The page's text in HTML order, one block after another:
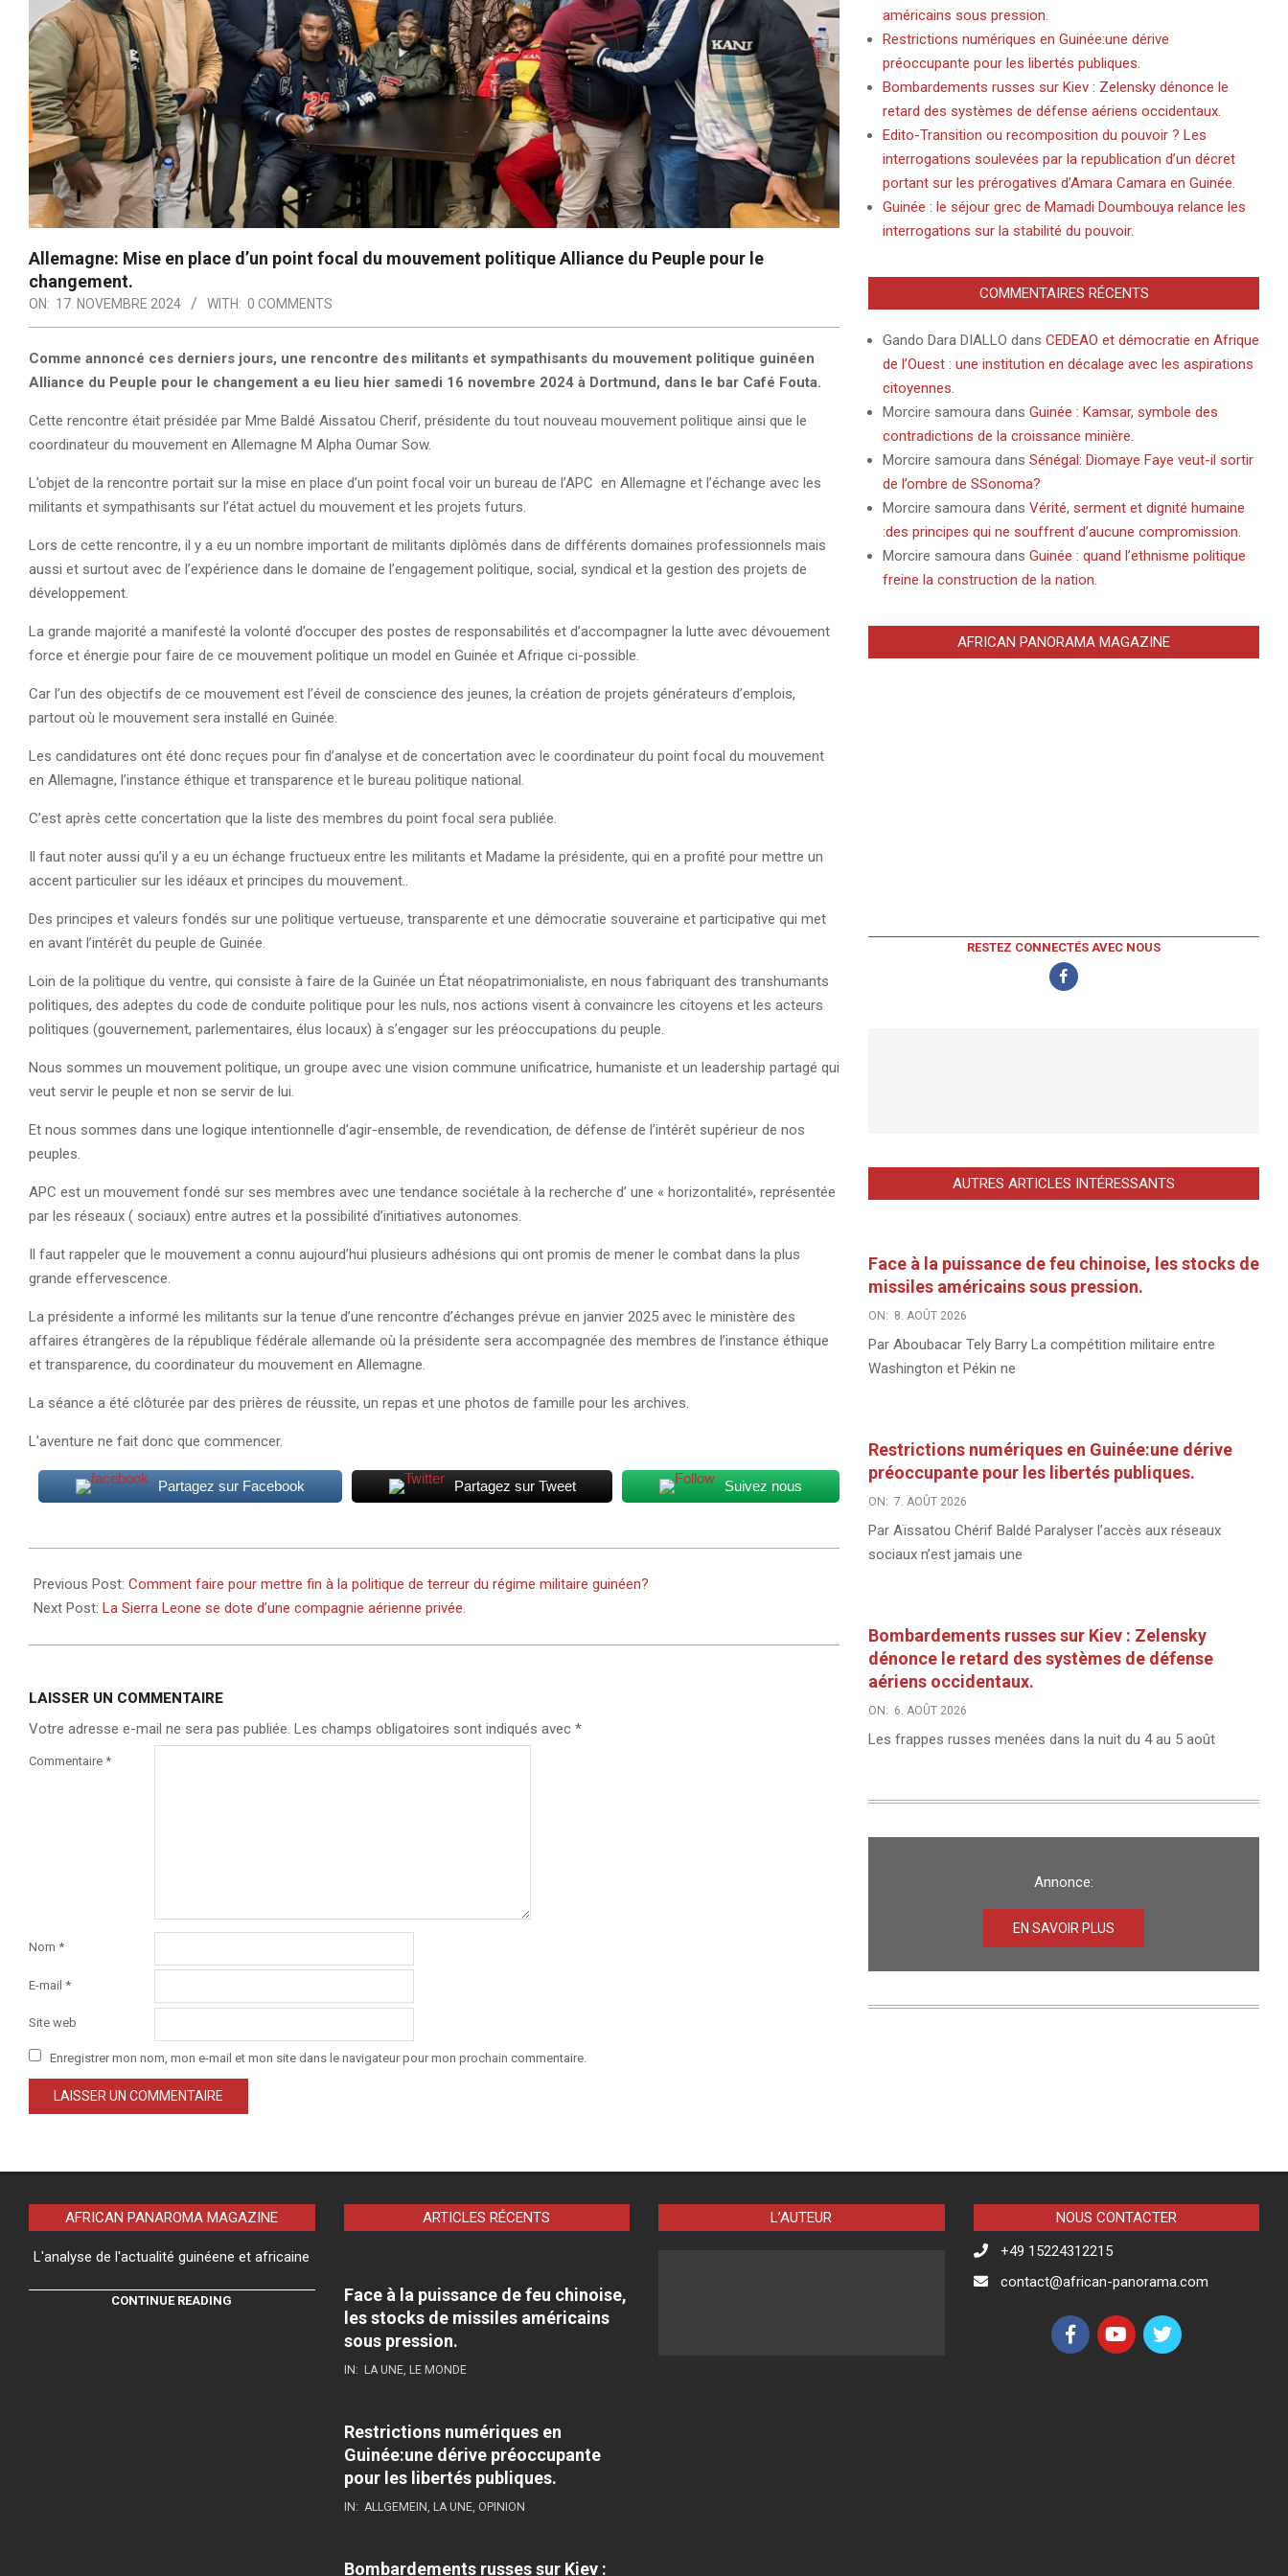
Allemagne: Mise en place d’un point focal du mouvement politique Alliance du Peuple pour le
changement.
ON: 17. NOVEMBRE 2024 WITH: 0 COMMENTS
Comme annoncé ces derniers jours, une rencontre des militants et sympathisants du mouvement politique guinéen
Alliance du Peuple pour le changement a eu lieu hier samedi 16 novembre 2024 à Dortmund, dans le bar Café Fouta.
Cette rencontre était présidée par Mme Baldé Aissatou Cherif, présidente du tout nouveau mouvement politique ainsi que le
coordinateur du mouvement en Allemagne M Alpha Oumar Sow.
L’objet de la rencontre portait sur la mise en place d’un point focal voir un bureau de l’APC en Allemagne et l’échange avec les
militants et sympathisants sur l’état actuel du mouvement et les projets futurs.
Lors de cette rencontre, il y a eu un nombre important de militants diplômés dans de différents domaines professionnels mais
aussi et surtout avec de l’expérience dans le domaine de l’engagement politique, social, syndical et la gestion des projets de
développement.
La grande majorité a manifesté la volonté d’occuper des postes de responsabilités et d’accompagner la lutte avec dévouement
force et énergie pour faire de ce mouvement politique un model en Guinée et Afrique ci-possible.
Car l’un des objectifs de ce mouvement est l’éveil de conscience des jeunes, la création de projets générateurs d’emplois,
partout où le mouvement sera installé en Guinée.
Les candidatures ont été donc reçues pour fin d’analyse et de concertation avec le coordinateur du point focal du mouvement
en Allemagne, l’instance éthique et transparence et le bureau politique national.
C’est après cette concertation que la liste des membres du point focal sera publiée.
Il faut noter aussi qu’il y a eu un échange fructueux entre les militants et Madame la présidente, qui en a profité pour mettre un
accent particulier sur les idéaux et principes du mouvement..
Des principes et valeurs fondés sur une politique vertueuse, transparente et une démocratie souveraine et participative qui met
en avant l’intérêt du peuple de Guinée.
Loin de la politique du ventre, qui consiste à faire de la Guinée un État néopatrimonialiste, en nous fabriquant des transhumants
politiques, des adeptes du code de conduite politique pour les nuls, nos actions visent à convaincre les citoyens et les acteurs
politiques (gouvernement, parlementaires, élus locaux) à s’engager sur les préoccupations du peuple.
Nous sommes un mouvement politique, un groupe avec une vision commune unificatrice, humaniste et un leadership partagé qui
veut servir le peuple et non se servir de lui.
Et nous sommes dans une logique intentionnelle d’agir-ensemble, de revendication, de défense de l’intérêt supérieur de nos
peuples.
APC est un mouvement fondé sur ses membres avec une tendance sociétale à la recherche d’ une « horizontalité», représentée
par les réseaux ( sociaux) entre autres et la possibilité d’initiatives autonomes.
Il faut rappeler que le mouvement a connu aujourd’hui plusieurs adhésions qui ont promis de mener le combat dans la plus
grande effervescence.
La présidente a informé les militants sur la tenue d’une rencontre d’échanges prévue en janvier 2025 avec le ministère des
affaires étrangères de la république fédérale allemande où la présidente sera accompagnée des membres de l’instance éthique
et transparence, du coordinateur du mouvement en Allemagne.
La séance a été clôturée par des prières de réussite, un repas et une photos de famille pour les archives.
L’aventure ne fait donc que commencer.
Partagez sur Facebook Partagez sur Tweet Suivez nous
11-
17
Previous Post: Comment faire pour mettre fin à la politique de terreur du régime militaire guinéen?
Next Post: La Sierra Leone se dote d’une compagnie aérienne privée.
LAISSER UN COMMENTAIRE
Votre adresse e-mail ne sera pas publiée. Les champs obligatoires sont indiqués avec *
Commentaire *
Nom *
E-mail *
Site web
Enregistrer mon nom, mon e-mail et mon site dans le navigateur pour mon prochain commentaire.
américains sous pression.
Restrictions numériques en Guinée:une dérive
préoccupante pour les libertés publiques.
Bombardements russes sur Kiev : Zelensky dénonce le
retard des systèmes de défense aériens occidentaux.
Edito-Transition ou recomposition du pouvoir ? Les
interrogations soulevées par la republication d’un décret
portant sur les prérogatives d’Amara Camara en Guinée.
Guinée : le séjour grec de Mamadi Doumbouya relance les
interrogations sur la stabilité du pouvoir.
COMMENTAIRES RÉCENTS
Gando Dara DIALLO dans CEDEAO et démocratie en Afrique
de l’Ouest : une institution en décalage avec les aspirations
citoyennes.
Morcire samoura dans Guinée : Kamsar, symbole des
contradictions de la croissance minière.
Morcire samoura dans Sénégal: Diomaye Faye veut-il sortir
de l’ombre de SSonoma?
Morcire samoura dans Vérité, serment et dignité humaine
:des principes qui ne souffrent d’aucune compromission.
Morcire samoura dans Guinée : quand l’ethnisme politique
freine la construction de la nation.
AFRICAN PANORAMA MAGAZINE
RESTEZ CONNECTÉS AVEC NOUS
AUTRES ARTICLES INTÉRESSANTS
Face à la puissance de feu chinoise, les stocks de
missiles américains sous pression.
ON: 8. AOÛT 2026
Par Aboubacar Tely Barry La compétition militaire entre
Washington et Pékin ne
Restrictions numériques en Guinée:une dérive
préoccupante pour les libertés publiques.
ON: 7. AOÛT 2026
Par Aïssatou Chérif Baldé Paralyser l’accès aux réseaux
sociaux n’est jamais une
Bombardements russes sur Kiev : Zelensky
dénonce le retard des systèmes de défense
aériens occidentaux.
ON: 6. AOÛT 2026
Les frappes russes menées dans la nuit du 4 au 5 août
Annonce:
EN SAVOIR PLUS
AFRICAN PANAROMA MAGAZINE
L'analyse de l'actualité guinéene et africaine
CONTINUE READING
ARTICLES RÉCENTS
Face à la puissance de feu chinoise,
les stocks de missiles américains
sous pression.
IN: LA UNE, LE MONDE
Restrictions numériques en
Guinée:une dérive préoccupante
pour les libertés publiques.
IN: ALLGEMEIN, LA UNE, OPINION
Bombardements russes sur Kiev :
L’AUTEUR
NOUS CONTACTER
+49 15224312215
contact@african-panorama.com